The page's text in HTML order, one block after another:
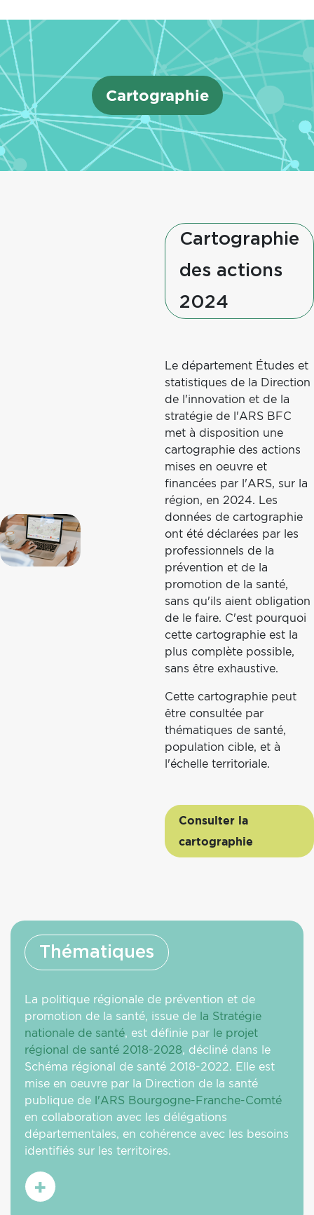
Cartographie
Image
cartographie
Cartographie
des actions
2024
Le département Études et
statistiques de la Direction
de l'innovation et de la
stratégie de l'ARS BFC
met à disposition une
cartographie des actions
mises en oeuvre et
financées par l'ARS, sur la
région, en 2024. Les
données de cartographie
ont été déclarées par les
professionnels de la
prévention et de la
promotion de la santé,
sans qu'ils aient obligation
de le faire. C'est pourquoi
cette cartographie est la
plus complète possible,
sans être exhaustive.
Cette cartographie peut
être consultée par
thématiques de santé,
population cible, et à
l'échelle territoriale.
Consulter la
cartographie
Thématiques
La politique régionale de prévention et de
promotion de la santé, issue de la Stratégie
nationale de santé, est définie par le projet
régional de santé 2018-2028, décliné dans le
Schéma régional de santé 2018-2022. Elle est
mise en oeuvre par la Direction de la santé
publique de l'ARS Bourgogne-Franche-Comté
en collaboration avec les délégations
départementales, en cohérence avec les besoins
identifiés sur les territoires.
En
savoir